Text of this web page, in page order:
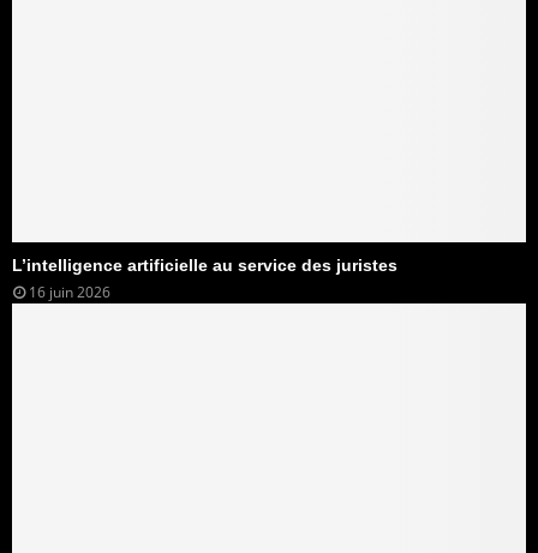
L’intelligence artificielle au service des juristes
16 juin 2026